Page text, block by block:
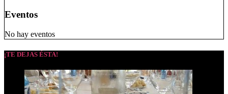
Eventos
No hay eventos
¡TE DEJAS ÉSTA!